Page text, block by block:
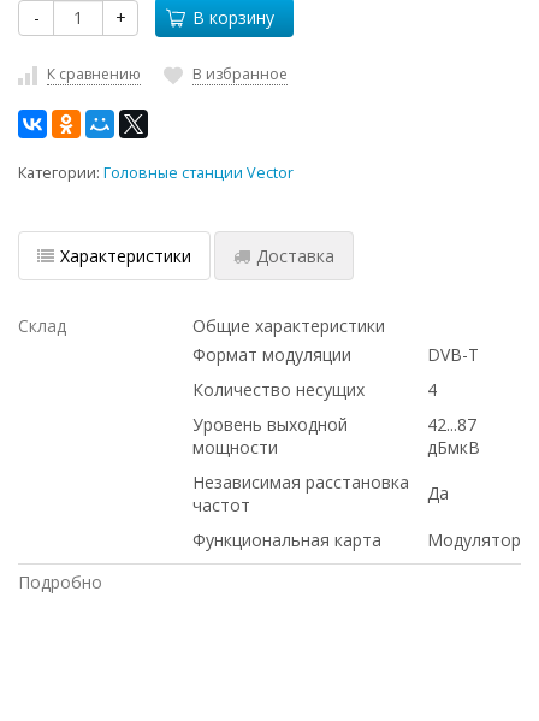
- + В корзину
К сравнению В избранное
Категории: Головные станции Vector
Характеристики Доставка
Склад
Общие характеристики
Формат модуляции
DVB-T
Количество несущих
4
Уровень выходной
мощности
42...87
дБмкВ
Независимая расстановка
частот
Да
Функциональная карта
Модулятор
Подробно